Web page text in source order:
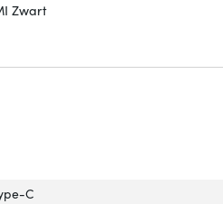
Zwart
'Aansluiting 1'
over 'Aansluiting 1'
C